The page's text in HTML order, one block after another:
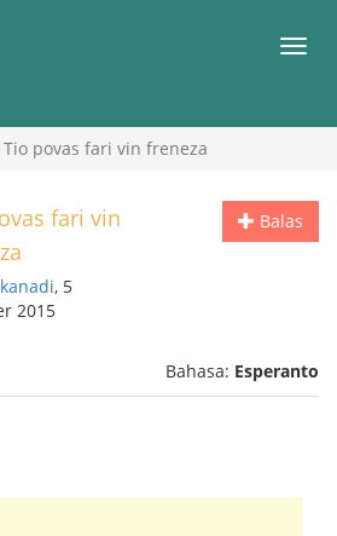
Tio povas fari vin freneza
Balas
fari vin
, 5
2015
Bahasa: Esperanto